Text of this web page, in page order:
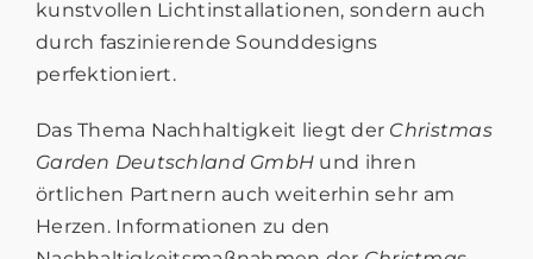
kunstvollen Lichtinstallationen, sondern auch
durch faszinierende Sounddesigns
perfektioniert.
Das Thema Nachhaltigkeit liegt der Christmas
Garden Deutschland GmbH und ihren
örtlichen Partnern auch weiterhin sehr am
Herzen. Informationen zu den